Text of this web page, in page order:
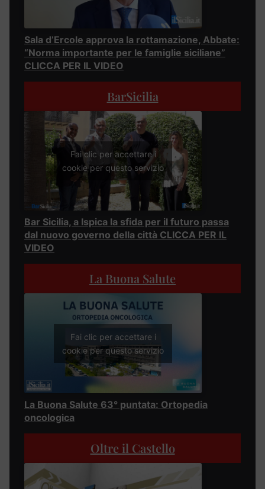
Sala d’Ercole approva la rottamazione, Abbate:
“Norma importante per le famiglie siciliane”
CLICCA PER IL VIDEO
BarSicilia
Fai clic per accettare i
cookie per questo servizio
Bar Sicilia, a Ispica la sfida per il futuro passa
dal nuovo governo della città CLICCA PER IL
VIDEO
La Buona Salute
Fai clic per accettare i
cookie per questo servizio
La Buona Salute 63° puntata: Ortopedia
oncologica
Oltre il Castello